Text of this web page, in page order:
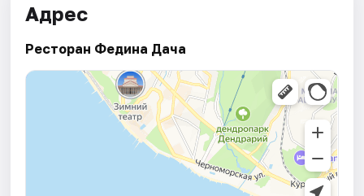
Адрес
Ресторан Федина Дача